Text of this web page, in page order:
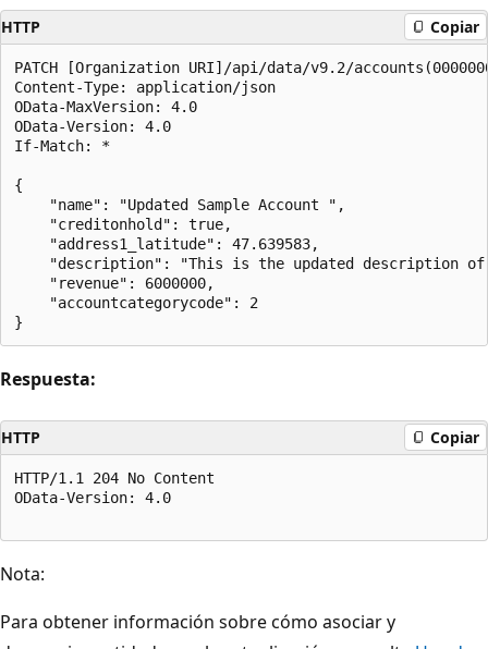
HTTP Copiar
PATCH [Organization URI]/api/data/v9.2/
Content-Type: application/json
OData-MaxVersion: 4.0
OData-Version: 4.0
If-Match: *
{
    "name": "Updated Sample Account ",
    "creditonhold": true,
    "address1_latitude": 47.639583,
"description": "This is the updated description
    "revenue": 6000000,
    "accountcategorycode": 2
Respuesta:
HTTP Copiar
HTTP/1.1 204 No Content
OData-Version: 4.0
Nota:
Para obtener información sobre cómo asociar y